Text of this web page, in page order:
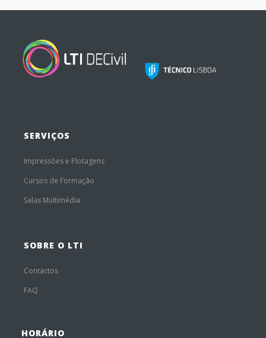
SERVIÇOS
Impressões e Plotagens
Cursos de Formação
Salas Multimédia
SOBRE O LTI
Contactos
FAQ
HORÁRIO